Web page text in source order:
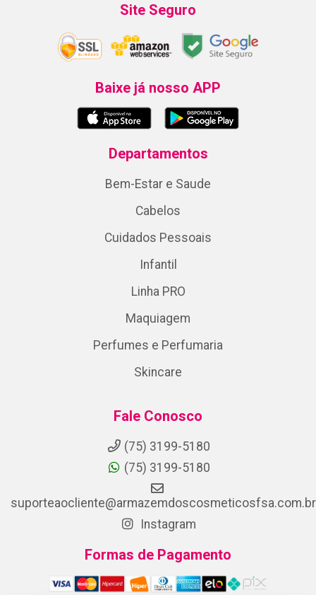
Site Seguro
Baixe já nosso APP
Departamentos
Bem-Estar e Saude
Cabelos
Cuidados Pessoais
Infantil
Linha PRO
Maquiagem
Perfumes e Perfumaria
Skincare
Fale Conosco
(75) 3199-5180
(75) 3199-5180
suporteaocliente@armazemdoscosmeticosfsa.com.br
Instagram
Formas de Pagamento